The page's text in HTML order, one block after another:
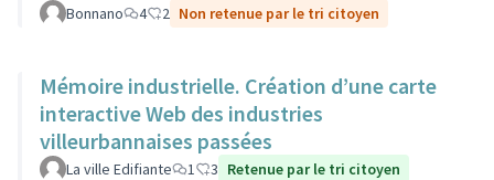
Bonnano 4 2 Non retenue par le tri citoyen
Mémoire industrielle. Création d’une carte
interactive Web des industries
villeurbannaises passées
La ville Edifiante 1 3 Retenue par le tri citoyen